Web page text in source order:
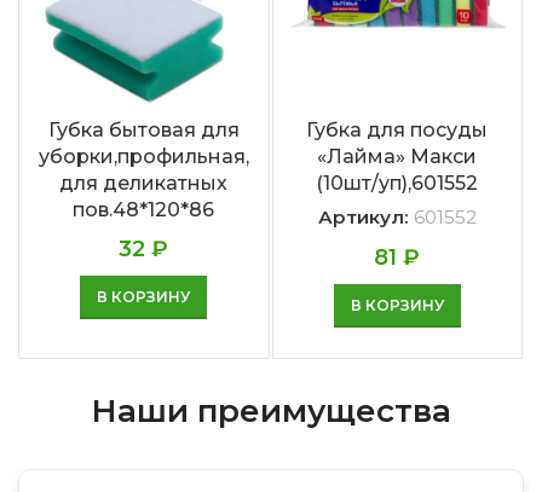
Губка бытовая для
уборки,профильная,
для деликатных
пов.48*120*86
32₽
В КОРЗИНУ
Губка для посуды
«Лайма» Макси
(10шт/уп),601552
Артикул: 601552
81₽
В КОРЗИНУ
Наши преимущества